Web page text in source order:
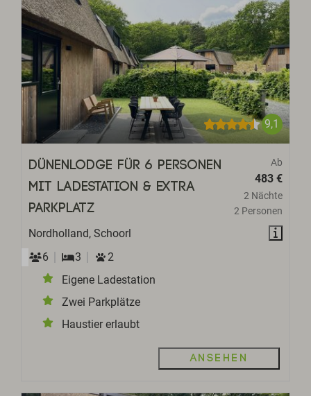
9,1
Ab
483 €
2 Nächte
2 Personen
Dünenlodge für 6 Personen
mit Ladestation & extra
Parkplatz
Nordholland, Schoorl
6
3
2
Eigene Ladestation
Zwei Parkplätze
Haustier erlaubt
Ansehen